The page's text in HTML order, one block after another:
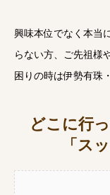
興味本位でなく本当
らない方、ご先祖様
困りの時は伊勢有珠
どこに行
「ス